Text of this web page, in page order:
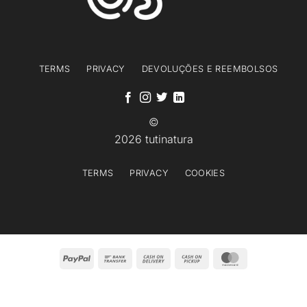
TERMS PRIVACY DEVOLUÇÕES E REEMBOLSOS
©
2026 tutinatura
TERMS PRIVACY COOKIES
PayPal
Bank
Cash
Cash